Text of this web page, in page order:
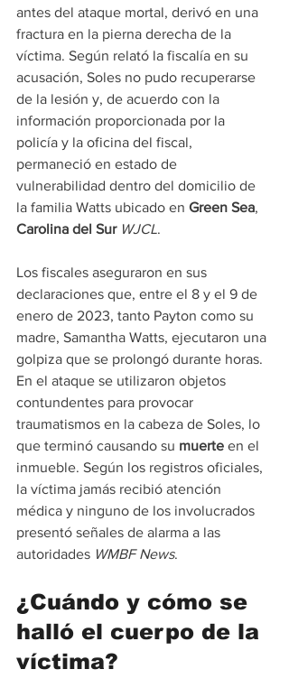
antes del ataque mortal, derivó en una
fractura en la pierna derecha de la
víctima. Según relató la fiscalía en su
acusación, Soles no pudo recuperarse
de la lesión y, de acuerdo con la
información proporcionada por la
policía y la oficina del fiscal,
permaneció en estado de
vulnerabilidad dentro del domicilio de
la familia Watts ubicado en Green Sea,
Carolina del Sur WJCL.
Los fiscales aseguraron en sus
declaraciones que, entre el 8 y el 9 de
enero de 2023, tanto Payton como su
madre, Samantha Watts, ejecutaron una
golpiza que se prolongó durante horas.
En el ataque se utilizaron objetos
contundentes para provocar
traumatismos en la cabeza de Soles, lo
que terminó causando su muerte en el
inmueble. Según los registros oficiales,
la víctima jamás recibió atención
médica y ninguno de los involucrados
presentó señales de alarma a las
autoridades WMBF News.
¿Cuándo y cómo se
halló el cuerpo de la
víctima?